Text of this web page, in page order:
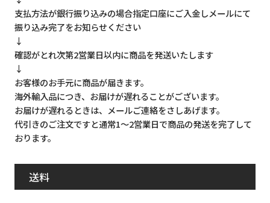
支払方法が銀行振り込みの場合指定口座にご入金しメールにて
振り込み完了をお知らせください
↓
確認がとれ次第2営業日以内に商品を発送いたします
↓
お客様のお手元に商品が届きます。
海外輸入品につき、お届けが遅れることがございます。
お届けが遅れるときは、メールご連絡をさしあげます。
代引きのご注文ですと通常1～2営業日で商品の発送を完了して
おります。
送料